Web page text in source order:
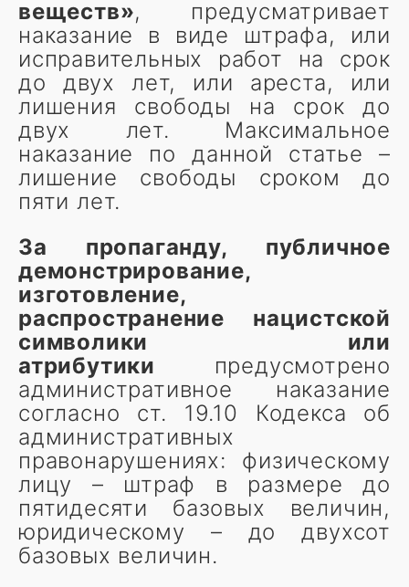
веществ», предусматривает
наказание в виде штрафа, или
исправительных работ на срок
до двух лет, или ареста, или
лишения свободы на срок до
двух лет. Максимальное
наказание по данной статье –
лишение свободы сроком до
пяти лет.
За пропаганду, публичное
демонстрирование,
изготовление,
распространение нацистской
символики или
атрибутики предусмотрено
административное наказание
согласно ст. 19.10 Кодекса об
административных
правонарушениях: физическому
лицу – штраф в размере до
пятидесяти базовых величин,
юридическому – до двухсот
базовых величин.